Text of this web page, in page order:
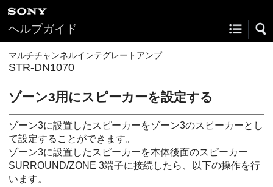
ヘルプガイド
マルチチャンネルインテグレートアンプ
STR-DN1070
ゾーン3用にスピーカーを設定する
ゾーン3に設置したスピーカーをゾーン3のスピーカーとし
て設定することができます。
ゾーン3に設置したスピーカーを本体後面のスピーカー
SURROUND/ZONE 3端子に接続したら、以下の操作を行
います。